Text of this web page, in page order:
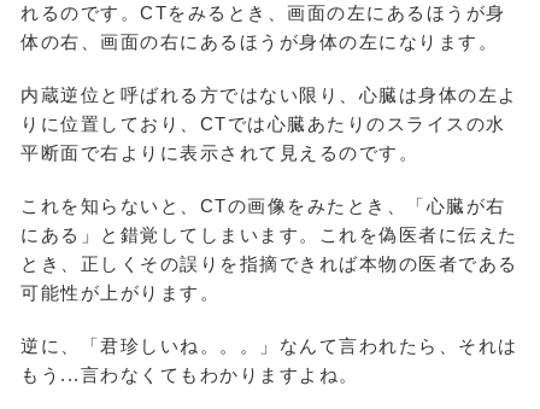
れるのです。CTをみるとき、画面の左にあるほうが身
体の右、画面の右にあるほうが身体の左になります。
内蔵逆位と呼ばれる方ではない限り、心臓は身体の左よ
りに位置しており、CTでは心臓あたりのスライスの水
平断面で右よりに表示されて見えるのです。
これを知らないと、CTの画像をみたとき、「心臓が右
にある」と錯覚してしまいます。これを偽医者に伝えた
とき、正しくその誤りを指摘できれば本物の医者である
可能性が上がります。
逆に、「君珍しいね。。。」なんて言われたら、それは
もう...言わなくてもわかりますよね。